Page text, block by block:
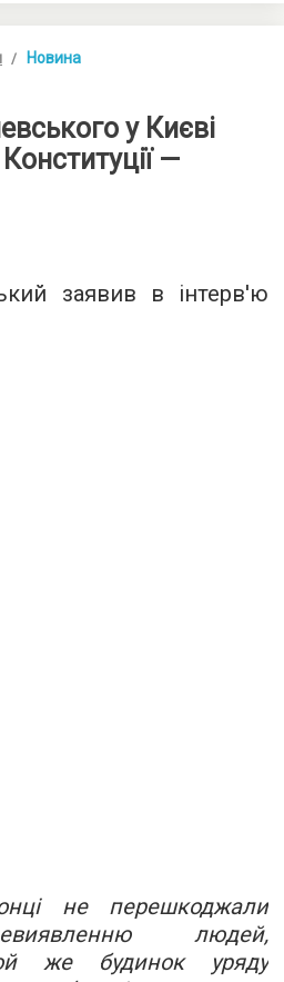
Новина
у Києві
—
заявив в інтерв'ю
не перешкоджали
людей,
же будинок уряду